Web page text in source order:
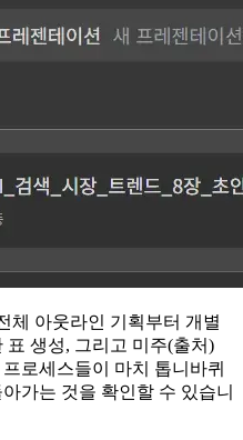
체 아웃라인 기획부터 개별
표 생성, 그리고 미주(출처)
로세스들이 마치 톱니바퀴
가는 것을 확인할 수 있습니